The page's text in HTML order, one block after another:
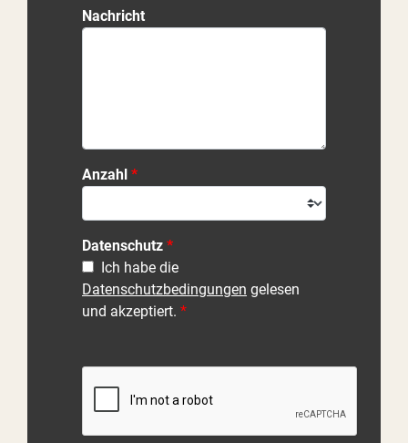
Nachricht
Anzahl
Datenschutz
Ich habe die
Datenschutzbedingungen gelesen
und akzeptiert.